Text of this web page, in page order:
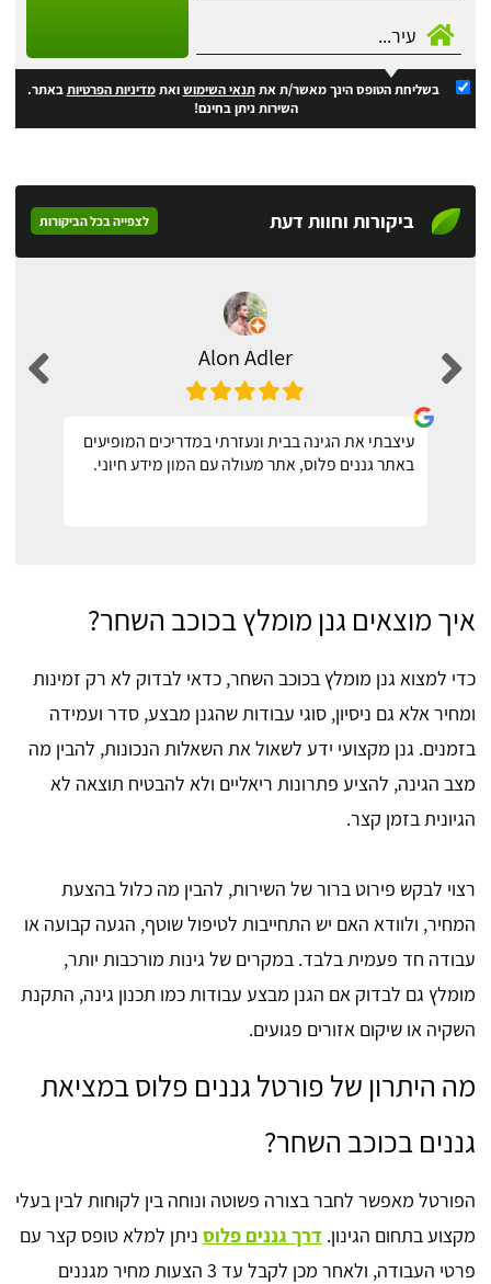
בשליחת הטופס הינך מאשר/ת אתתנאי השימושואתמדיניות הפרטיותבאתר.
השירות ניתן בחינם!
ביקורות וחוות דעת לצפייה בכל הביקורות
Alon Adler
עיצבתי את הגינה בבית ונעזרתי במדריכים המופיעים
באתר גננים פלוס, אתר מעולה עם המון מידע חיוני.
איך מוצאים גנן מומלץ בכוכב השחר?
כדי למצוא גנן מומלץ בכוכב השחר, כדאי לבדוק לא רק זמינות
ומחיר אלא גם ניסיון, סוגי עבודות שהגנן מבצע, סדר ועמידה
בזמנים. גנן מקצועי ידע לשאול את השאלות הנכונות, להבין מה
מצב הגינה, להציע פתרונות ריאליים ולא להבטיח תוצאה לא
הגיונית בזמן קצר.
רצוי לבקש פירוט ברור של השירות, להבין מה כלול בהצעת
המחיר, ולוודא האם יש התחייבות לטיפול שוטף, הגעה קבועה או
עבודה חד פעמית בלבד. במקרים של גינות מורכבות יותר,
מומלץ גם לבדוק אם הגנן מבצע עבודות כמו תכנון גינה, התקנת
השקיה או שיקום אזורים פגועים.
מה היתרון של פורטל גננים פלוס במציאת
גננים בכוכב השחר?
הפורטל מאפשר לחבר בצורה פשוטה ונוחה בין לקוחות לבין בעלי
מקצוע בתחום הגינון. דרך גננים פלוס ניתן למלא טופס קצר עם
פרטי העבודה, ולאחר מכן לקבל עד 3 הצעות מחיר מגננים